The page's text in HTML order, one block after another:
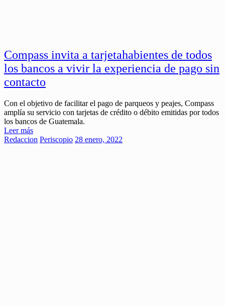
Compass invita a tarjetahabientes de todos
los bancos a vivir la experiencia de pago sin
contacto
Con el objetivo de facilitar el pago de parqueos y peajes, Compass
amplía su servicio con tarjetas de crédito o débito emitidas por todos
los bancos de Guatemala.
Leer más
Redaccion Periscopio 28 enero, 2022